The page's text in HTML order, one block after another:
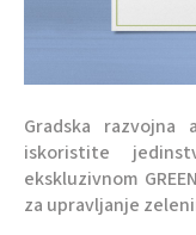
Gradska razvojna
iskoristite
ekskluzivnom
za upravljanje